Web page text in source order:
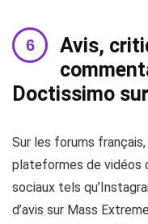
Avis,
Doctissimo
Sur les forums
plateformes de vidéos
sociaux tels
d’avis sur Mass